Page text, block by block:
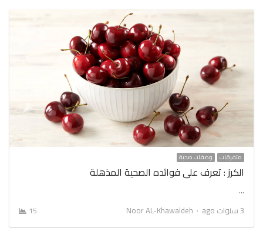
متفرقات وصفات صحية
الكرز : تعرف على فوائده الصحية المذهلة
…
3 سنوات ago
Author
Noor AL-Khawaldeh
15